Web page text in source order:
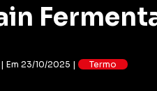
Em 23/10/2025 | Termo